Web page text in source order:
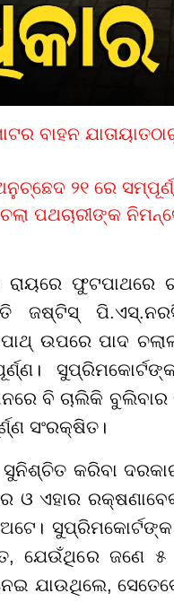
ବାହନ
୨୧ ରେ
ପଥଚାରୀଙ୍କ
ଫୁଟପାଥରେ
ଜଷ୍ଟିସ୍
ଉପରେ ପାଦ
ବି ଚାଲିକି ବୁଲିବାର
ସଂରକ୍ଷିତ।
କରିବା
ଓ ଏହାର
ଯେଉଁଥିରେ ଜଣେ
ନେଇ ଯାଉଥିଲେ,